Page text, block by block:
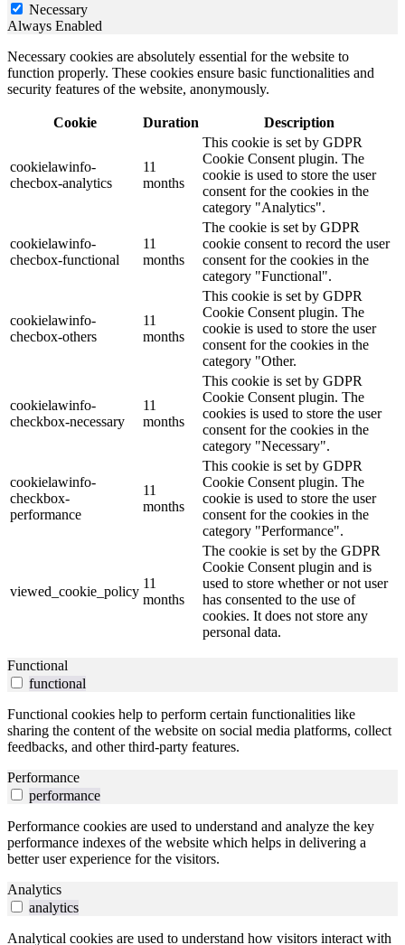
Necessary
Always Enabled
Necessary cookies are absolutely essential for the website to
function properly. These cookies ensure basic functionalities and
security features of the website, anonymously.
Cookie Duration Description
cookielawinfo-
checbox-analytics
11
months
This cookie is set by GDPR
Cookie Consent plugin. The
cookie is used to store the user
consent for the cookies in the
category "Analytics".
cookielawinfo-
checbox-functional
11
months
The cookie is set by GDPR
cookie consent to record the user
consent for the cookies in the
category "Functional".
cookielawinfo-
checbox-others
11
months
This cookie is set by GDPR
Cookie Consent plugin. The
cookie is used to store the user
consent for the cookies in the
category "Other.
cookielawinfo-
checkbox-necessary
11
months
This cookie is set by GDPR
Cookie Consent plugin. The
cookies is used to store the user
consent for the cookies in the
category "Necessary".
cookielawinfo-
checkbox-
performance
11
months
This cookie is set by GDPR
Cookie Consent plugin. The
cookie is used to store the user
consent for the cookies in the
category "Performance".
viewed_cookie_policy
11
months
The cookie is set by the GDPR
Cookie Consent plugin and is
used to store whether or not user
has consented to the use of
cookies. It does not store any
personal data.
Functional
functional
Functional cookies help to perform certain functionalities like
sharing the content of the website on social media platforms, collect
feedbacks, and other third-party features.
Performance
performance
Performance cookies are used to understand and analyze the key
performance indexes of the website which helps in delivering a
better user experience for the visitors.
Analytics
analytics
Analytical cookies are used to understand how visitors interact with